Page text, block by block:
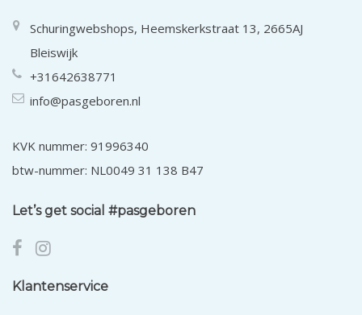
Schuringwebshops, Heemskerkstraat 13, 2665AJ
Bleiswijk
+31642638771
info@pasgeboren.nl
KVK nummer: 91996340
btw-nummer: NL0049 31 138 B47
Let’s get social #pasgeboren
Klantenservice